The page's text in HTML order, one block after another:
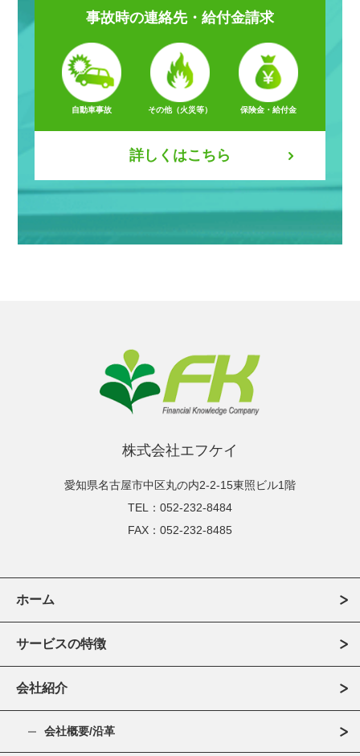
事故時の連絡先・給付金請求
自動車事故 その他（火災等） 保険金・給付金
詳しくはこちら
株式会社エフケイ
愛知県名古屋市中区丸の内2-2-15東照ビル1階
TEL：052-232-8484
FAX：052-232-8485
ホーム
サービスの特徴
会社紹介
会社概要/沿革